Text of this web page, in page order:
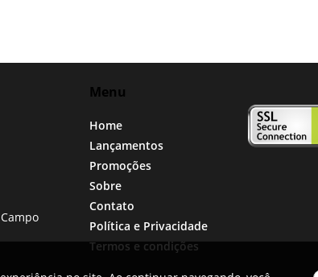
Menu
Home
Lançamentos
Promoções
Sobre
Contato
Política e Privacidade
Termos e condições